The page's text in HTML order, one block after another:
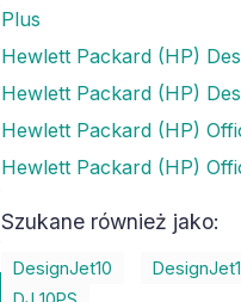
Plus
Hewlett Packard (HP)
Hewlett Packard (HP)
Hewlett Packard (HP)
Hewlett Packard (HP)
Szukane również jako:
DesignJet10